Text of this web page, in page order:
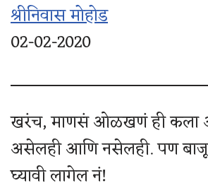
श्रीनिवास मोहोड
02-02-2020
खरंच, माणसं ओळखणं ही कला
असेलही आणि नसेलही. पण
घ्यावी लागेल नं!